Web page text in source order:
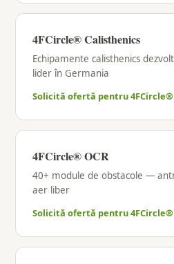
4FCircle® Calisthenics
Echipamente calisthenics
lider în Germania
Solicită ofertă pentru
4FCircle® OCR
40+ module de obstacole —
aer liber
Solicită ofertă pentru 4FCircle®